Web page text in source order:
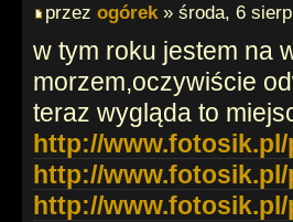
przez ogórek» środa, 6
w tym roku jestem na
morzem,oczywiście
teraz wygląda to
http://
http://
http://